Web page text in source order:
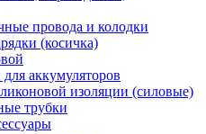
провода и колодки
(косичка)
аккумуляторов
изоляции (силовые)
трубки